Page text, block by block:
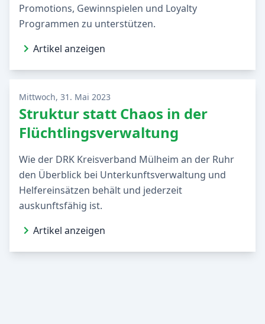
Promotions, Gewinnspielen und Loyalty
Programmen zu unterstützen.
Artikel anzeigen
Mittwoch, 31. Mai 2023
Struktur statt Chaos in der
Flüchtlingsverwaltung
Wie der DRK Kreisverband Mülheim an der Ruhr
den Überblick bei Unterkunftsverwaltung und
Helfereinsätzen behält und jederzeit
auskunftsfähig ist.
Artikel anzeigen